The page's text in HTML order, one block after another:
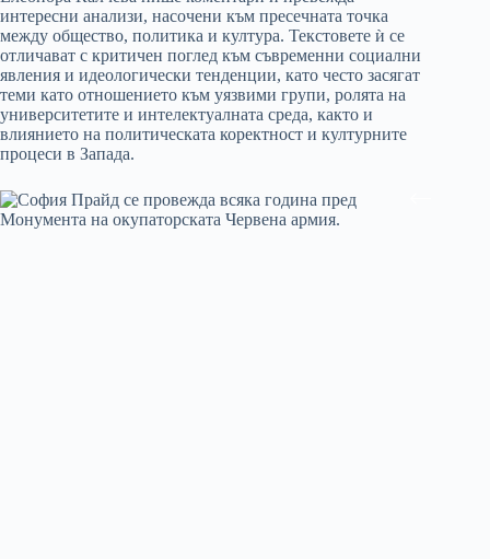
интересни анализи, насочени към пресечната точка
между общество, политика и култура. Текстовете ѝ се
отличават с критичен поглед към съвременни социални
явления и идеологически тенденции, като често засягат
теми като отношението към уязвими групи, ролята на
университетите и интелектуалната среда, както и
влиянието на политическата коректност и културните
процеси в Запада.